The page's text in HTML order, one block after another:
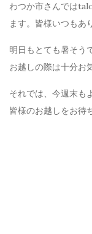
わつか市さんでは
ます。皆様いつもあ
明日もとても暑そう
お越しの際は十分お
それでは、今週末も
皆様のお越しをお待